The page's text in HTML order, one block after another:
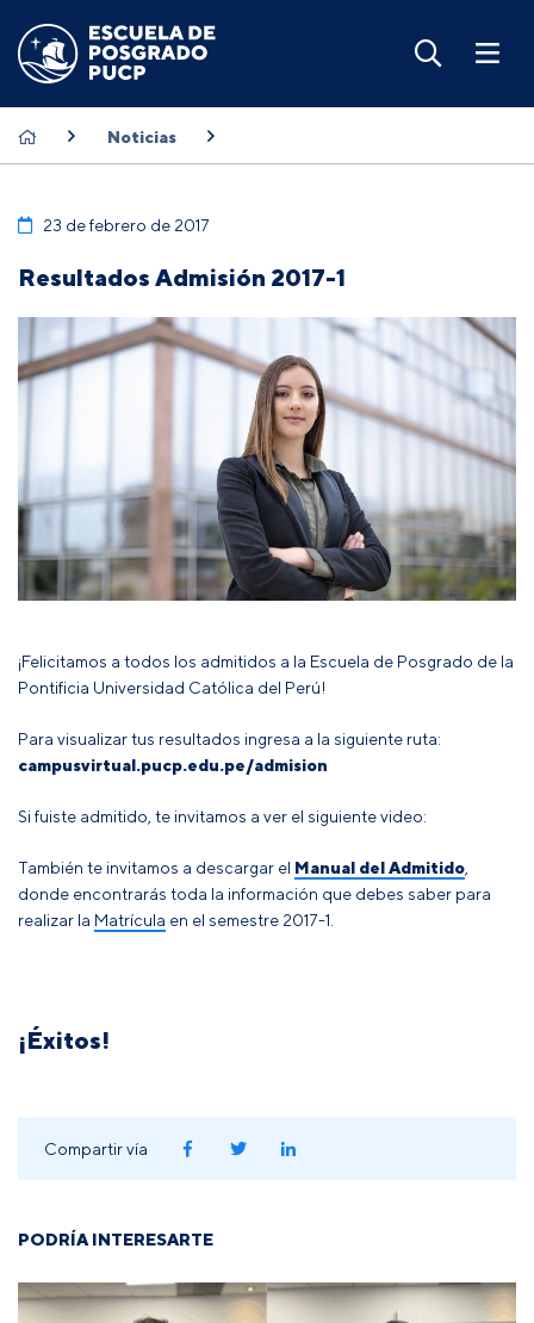
Noticias
23 de febrero de 2017
Resultados Admisión 2017-1
¡Felicitamos a todos los admitidos a la Escuela de Posgrado de la
Pontificia Universidad Católica del Perú!
Para visualizar tus resultados ingresa a la siguiente ruta:
campusvirtual.pucp.edu.pe/admision
Si fuiste admitido, te invitamos a ver el siguiente video:
También te invitamos a descargar el Manual del Admitido
donde encontrarás toda la información que debes saber para
realizar la Matrícula en el semestre 2017-1.
¡Éxitos!
Compartir vía
PODRÍA INTERESARTE